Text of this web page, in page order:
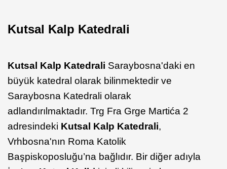
Kutsal Kalp Katedrali
Kutsal Kalp Katedrali Saraybosna'daki en
büyük katedral olarak bilinmektedir ve
Saraybosna Katedrali olarak
adlandırılmaktadır. Trg Fra Grge Martića 2
adresindeki Kutsal Kalp Katedrali,
Vrhbosna'nın Roma Katolik
Başpiskoposluğu’na bağlıdır. Bir diğer adıyla